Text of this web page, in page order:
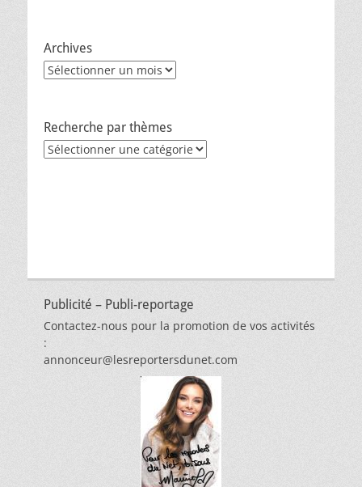
Archives
Archives
Recherche par thèmes
Recherche
Publicité – Publi-reportage
Contactez-nous pour la promotion de vos activités
:
annonceur@lesreportersdunet.com